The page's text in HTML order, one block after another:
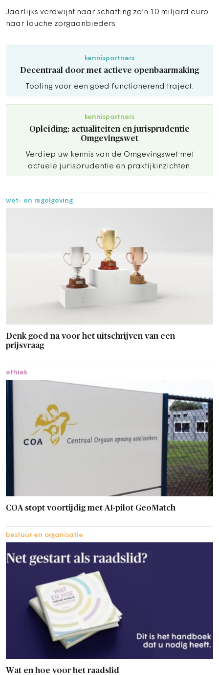
kennispartners
Decentraal door met actieve openbaarmaking
Tooling voor een goed functionerend traject.
Jaarlijks verdwijnt naar schatting zo’n 10 miljard euro
naar louche zorgaanbieders
kennispartners
Opleiding: actualiteiten en jurisprudentie
Omgevingswet
Verdiep uw kennis van de Omgevingswet met
actuele jurisprudentie en praktijkinzichten.
wet- en regelgeving
Denk goed na voor het uitschrijven van een
prijsvraag
ethiek
COA stopt voortijdig met AI-pilot GeoMatch
bestuur en organisatie
Wat en hoe voor het raadslid